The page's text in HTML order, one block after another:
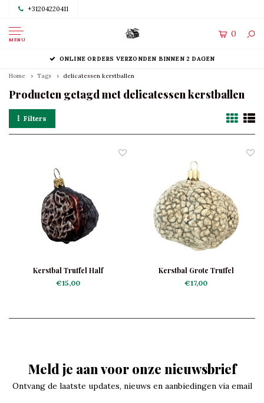
+31204220411
MENU
0
ONLINE ORDERS VERZONDEN BINNEN 2 DAGEN
Home Tags delicatessen kerstballen
Producten getagd met delicatessen kerstballen
Filters
Kerstbal Truffel Half
€15,00
Kerstbal Grote Truffel
€17,00
Meld je aan voor onze nieuwsbrief
Ontvang de laatste updates, nieuws en aanbiedingen via email